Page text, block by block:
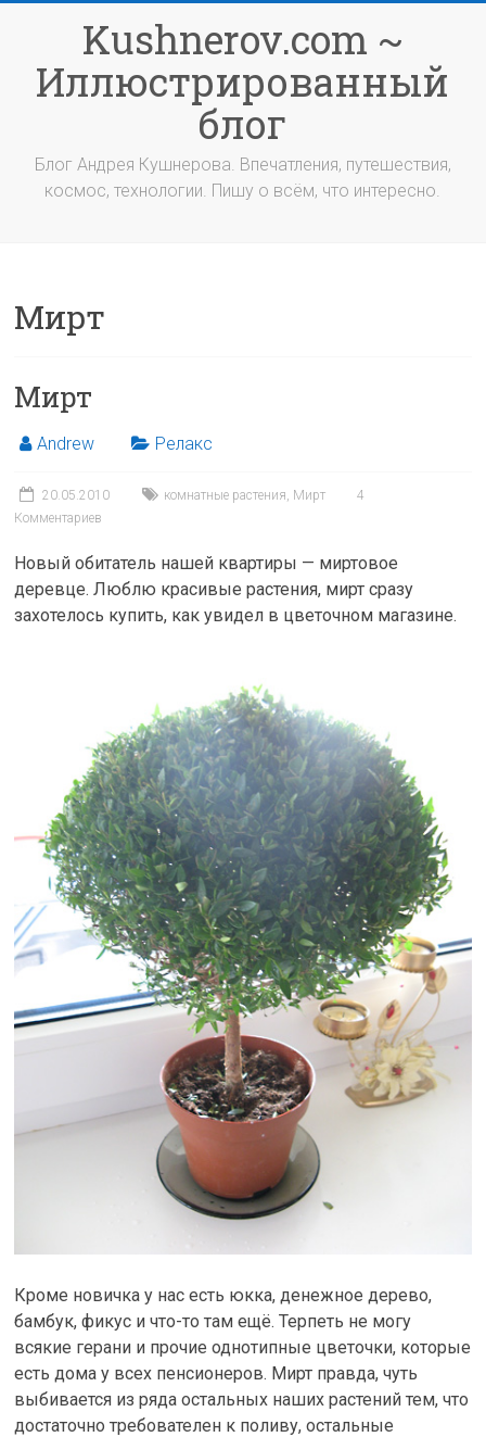
содержимомуKushnerov.com ~
Иллюстрированный
блог
Блог Андрея Кушнерова. Впечатления, путешествия,
космос, технологии. Пишу о всём, что интересно.
Мирт
Мирт
Andrew Релакс
20.05.2010 комнатные растения, Мирт
4
Комментариев
Новый обитатель нашей квартиры — миртовое
деревце. Люблю красивые растения, мирт сразу
захотелось купить, как увидел в цветочном магазине.
Кроме новичка у нас есть юкка, денежное дерево,
бамбук, фикус и что-то там ещё. Терпеть не могу
всякие герани и прочие однотипные цветочки, которые
есть дома у всех пенсионеров. Мирт правда, чуть
выбивается из ряда остальных наших растений тем, что
достаточно требователен к поливу, остальные